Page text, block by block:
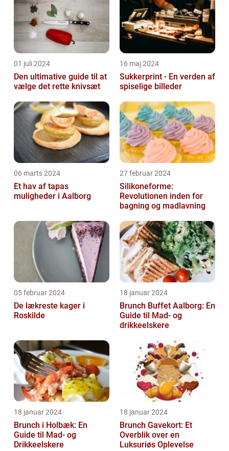
01 juli 2024
Den ultimative guide til at
vælge det rette knivsæt
16 maj 2024
Sukkerprint - En verden af
spiselige billeder
06 marts 2024
Et hav af tapas
muligheder i Aalborg
27 februar 2024
Silikoneforme:
Revolutionen inden for
bagning og madlavning
05 februar 2024
De lækreste kager i
Roskilde
18 januar 2024
Brunch Buffet Aalborg: En
Guide til Mad- og
drikkeelskere
18 januar 2024
Brunch i Holbæk: En
Guide til Mad- og
Drikkeelskere
18 januar 2024
Brunch Gavekort: Et
Overblik over en
Luksuriøs Oplevelse